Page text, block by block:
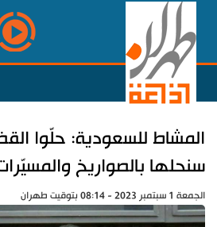
المشاط للسعودية: حلّوا
سنحلها بالصواريخ
الجمعة 1 سبتمبر 2023 - 08:14 بتوقيت طهران